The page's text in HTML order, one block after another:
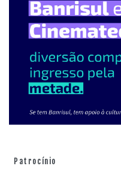
Patrocínio